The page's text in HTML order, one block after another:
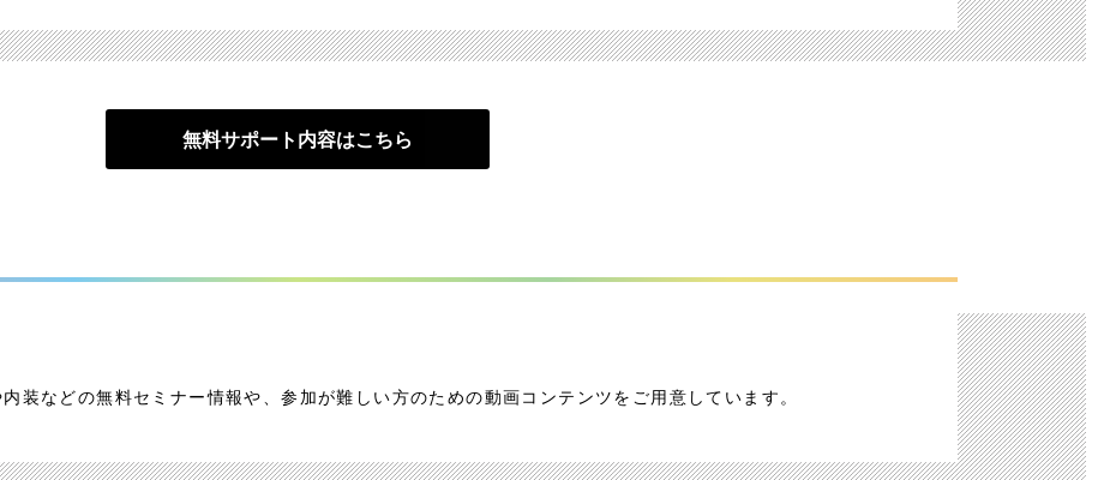
無料サポート内容はこちら
装などの無料セミナー情報や、参加が難しい方のための動画コンテンツをご用意しています。